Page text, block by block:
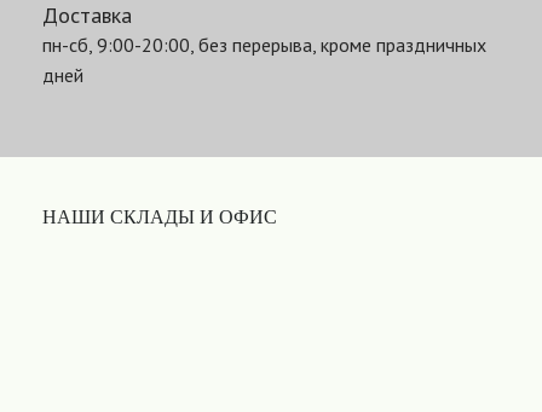
Доставка
пн-сб, 9:00-20:00, без перерыва, кроме праздничных
дней
НАШИ СКЛАДЫ И ОФИС